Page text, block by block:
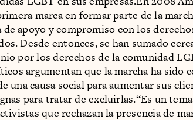
marca en formar parte de la
apoyo y compromiso con los
Desde entonces, se han sumado
por los derechos de la comunidad
argumentan que la marcha ha sido
una causa social para aumentar sus
para tratar de excluirlas.“Es un
que rechazan la presencia de